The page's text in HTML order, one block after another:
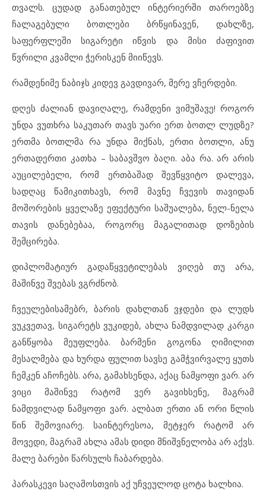
თვალს. ცუდად განათებულ ინტერიერში თაროებზე
ჩალაგებული ბოთლები ბრწყინავენ, დახლზე,
საფერფლეში სიგარეტი იწვის და მისი ძაფივით
წვრილი კვამლი ჭერისკენ მიიწევს.
რამდენიმე ნაბიჯს კიდევ გავდივარ, მერე ვჩერდები.
დღეს ძალიან დავიღალე, რამდენი ვიმუშავე! როგორ
უნდა ვუთხრა საკუთარ თავს უარი ერთ ბოთლ ლუდზე?
ერთმა ბოთლმა რა უნდა მიქნას, ერთი ბოთლი, ანუ
ერთადერთი კათხა – საბავშვო ბაღი. აბა რა. არ არის
აუცილებელი, რომ ერთბაშად შევწყვიტო დალევა,
სადღაც წამიკითხავს, რომ მავნე ჩვევის თავიდან
მოშორების ყველაზე ეფექტური საშუალება, ნელ-ნელა
თავის დანებებაა, როგორც მაგალითად დოზების
შემცირება.
დიპლომატიურ გადაწყვეტილებას ვიღებ თუ არა,
მაშინვე შვებას ვგრძნობ.
ჩვეულებისამებრ, ბარის დახლთან ვჯდები და ლუდს
ვუკვეთავ, სიგარეტს ვუკიდებ, ახლა ნამდვილად კარგი
განწყობა მეუფლება. ბარმენი გოგონა ღიმილით
მესალმება და ხურდა ფულით სავსე გამჭვირვალე ყუთს
ჩემკენ აჩოჩებს. არა, გამახსენდა, აქაც ნამყოფი ვარ. არ
ვიცი მაშინვე რატომ ვერ გავიხსენე, მაგრამ
ნამდვილად ნამყოფი ვარ. ალბათ ერთი ან ორი წლის
წინ შემოვიარე. საინტერესოა, მეტჯერ რატომ არ
მოვედი, მაგრამ ახლა ამას დიდი მნიშვნელობა არ აქვს.
მალე ბარები წარსულს ჩაბარდება.
პარასკევი საღამოსთვის აქ უჩვეულოდ ცოტა ხალხია.